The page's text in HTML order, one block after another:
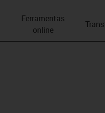
Ferramentas
online